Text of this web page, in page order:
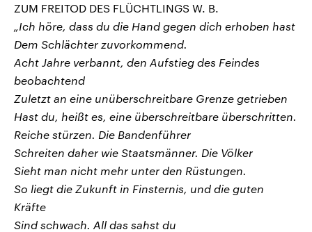
ZUM FREITOD DES FLÜCHTLINGS W. B.
„Ich höre, dass du die Hand gegen dich erhoben hast
Dem Schlächter zuvorkommend.
Acht Jahre verbannt, den Aufstieg des Feindes
beobachtend
Zuletzt an eine unüberschreitbare Grenze getrieben
Hast du, heißt es, eine überschreitbare überschritten.
Reiche stürzen. Die Bandenführer
Schreiten daher wie Staatsmänner. Die Völker
Sieht man nicht mehr unter den Rüstungen.
So liegt die Zukunft in Finsternis, und die guten
Kräfte
Sind schwach. All das sahst du